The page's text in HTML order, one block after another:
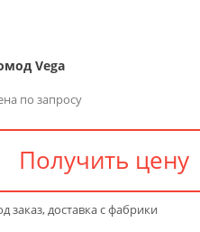
Vega
по запросу
Получить цену
заказ, доставка с фабрики